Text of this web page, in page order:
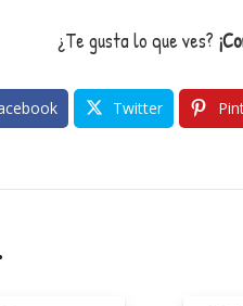
¿Te gusta lo que ves?
Twitter